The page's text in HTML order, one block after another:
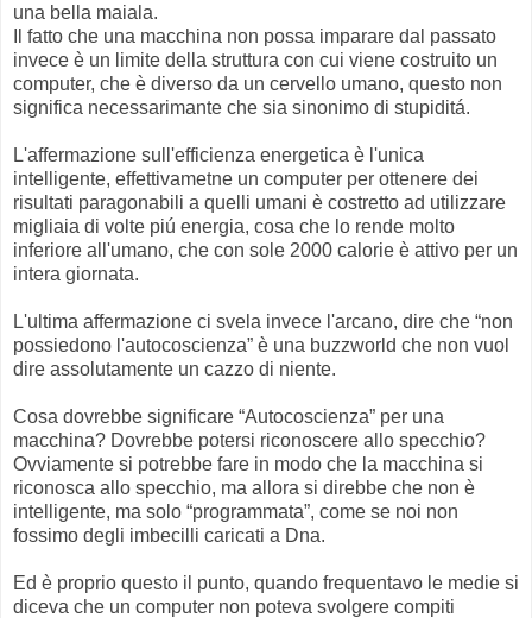
una bella maiala.
Il fatto che una macchina non possa imparare dal passato
invece è un limite della struttura con cui viene costruito un
computer, che è diverso da un cervello umano, questo non
significa necessarimante che sia sinonimo di stupiditá.
L'affermazione sull'efficienza energetica è l'unica
intelligente, effettivametne un computer per ottenere dei
risultati paragonabili a quelli umani è costretto ad utilizzare
migliaia di volte piú energia, cosa che lo rende molto
inferiore all'umano, che con sole 2000 calorie è attivo per un
intera giornata.
L'ultima affermazione ci svela invece l'arcano, dire che “non
possiedono l'autocoscienza” è una buzzworld che non vuol
dire assolutamente un cazzo di niente.
Cosa dovrebbe significare “Autocoscienza” per una
macchina? Dovrebbe potersi riconoscere allo specchio?
Ovviamente si potrebbe fare in modo che la macchina si
riconosca allo specchio, ma allora si direbbe che non è
intelligente, ma solo “programmata”, come se noi non
fossimo degli imbecilli caricati a Dna.
Ed è proprio questo il punto, quando frequentavo le medie si
diceva che un computer non poteva svolgere compiti